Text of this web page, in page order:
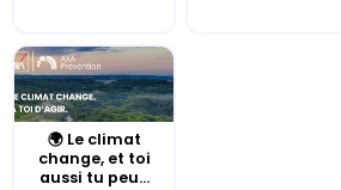
🌍 Le climat
change, et toi
aussi tu peu...